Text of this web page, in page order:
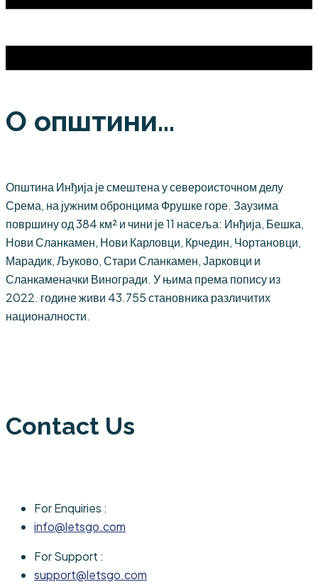
О општини...
Општина Инђија је смештена у североисточном делу
Срема, на јужним обронцима Фрушке горе. Заузима
површину од 384 км² и чини је 11 насеља: Инђија, Бешка,
Нови Сланкамен, Нови Карловци, Крчедин, Чортановци,
Марадик, Љуково, Стари Сланкамен, Јарковци и
Сланкаменачки Виногради. У њима према попису из
2022. године живи 43.755 становника различитих
националности.
Contact Us
For Enquiries :
info@letsgo.com
For Support :
support@letsgo.com